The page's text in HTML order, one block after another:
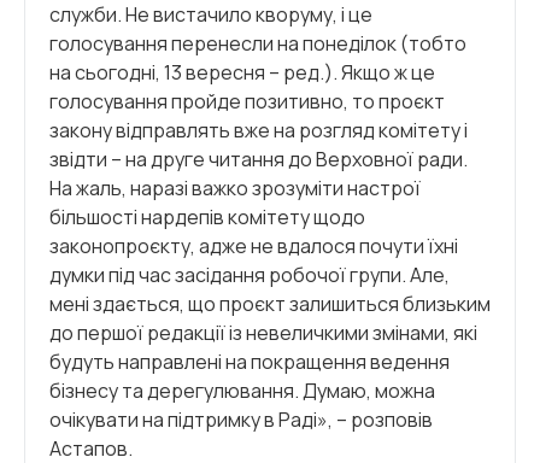
служби. Не вистачило кворуму, і це
голосування перенесли на понеділок (тобто
на сьогодні, 13 вересня – ред.). Якщо ж це
голосування пройде позитивно, то проєкт
закону відправлять вже на розгляд комітету і
звідти – на друге читання до Верховної ради.
На жаль, наразі важко зрозуміти настрої
більшості нардепів комітету щодо
законопроєкту, адже не вдалося почути їхні
думки під час засідання робочої групи. Але,
мені здається, що проєкт залишиться близьким
до першої редакції із невеличкими змінами, які
будуть направлені на покращення ведення
бізнесу та дерегулювання. Думаю, можна
очікувати на підтримку в Раді», – розповів
Астапов.